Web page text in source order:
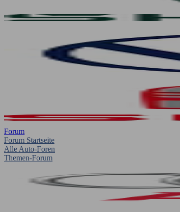
Forum
Forum Startseite
Alle Auto-Foren
Themen-Forum